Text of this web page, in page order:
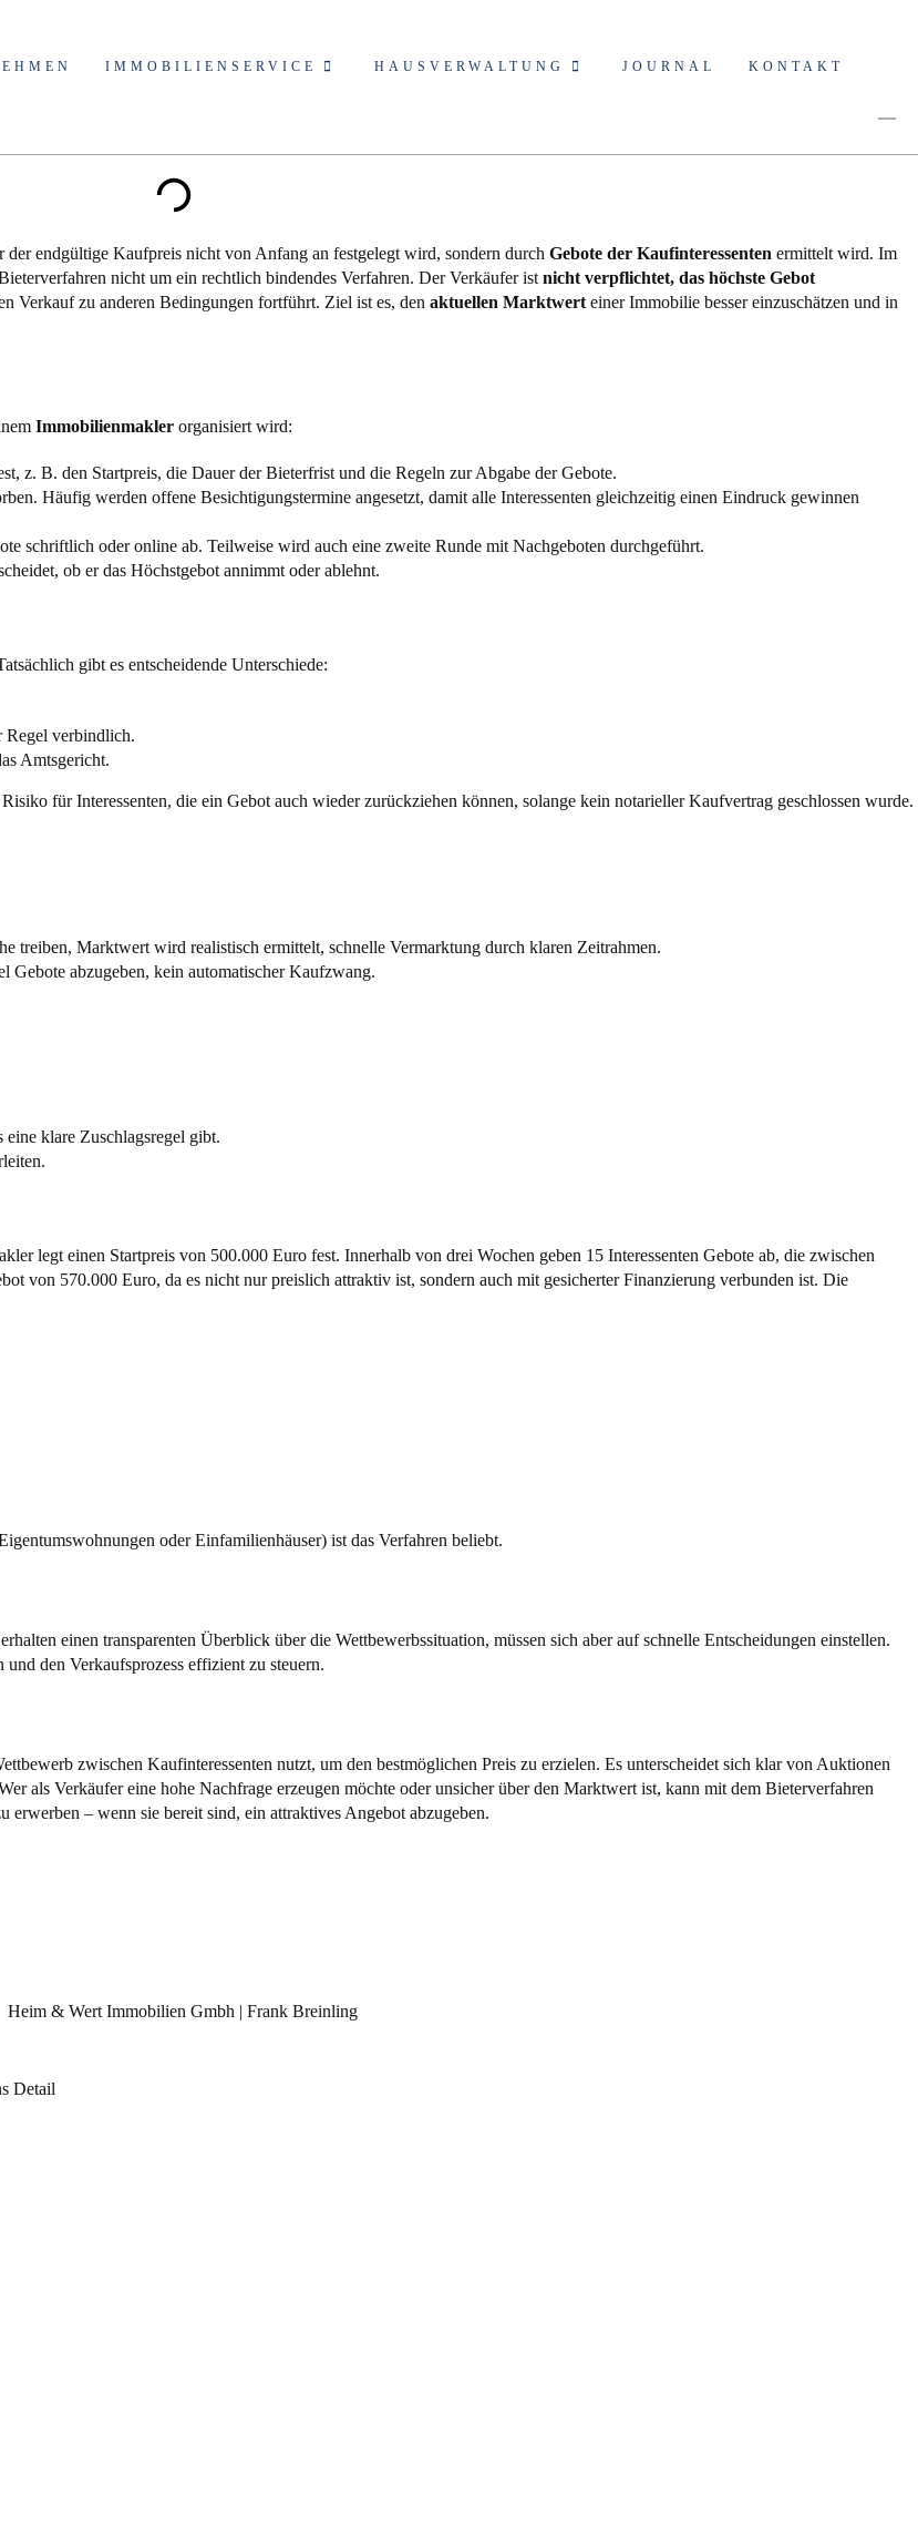
IMMOBILIENSERVICE HAUSVERWALTUNG JOURNAL KONTAKT
endgültige Kaufpreis nicht von Anfang an festgelegt wird, sondern durch Gebote der Kaufinteressenten ermittelt wird. Im
nicht um ein rechtlich bindendes Verfahren. Der Verkäufer ist nicht verpflichtet, das höchste Gebot
Verkauf zu anderen Bedingungen fortführt. Ziel ist es, den aktuellen Marktwert einer Immobilie besser einzuschätzen und in
Immobilienmakler organisiert wird:
z. B. den Startpreis, die Dauer der Bieterfrist und die Regeln zur Abgabe der Gebote.
Häufig werden offene Besichtigungstermine angesetzt, damit alle Interessenten gleichzeitig einen Eindruck gewinnen
schriftlich oder online ab. Teilweise wird auch eine zweite Runde mit Nachgeboten durchgeführt.
ob er das Höchstgebot annimmt oder ablehnt.
gibt es entscheidende Unterschiede:
Regel verbindlich.
Amtsgericht.
für Interessenten, die ein Gebot auch wieder zurückziehen können, solange kein notarieller Kaufvertrag geschlossen wurde.
treiben, Marktwert wird realistisch ermittelt, schnelle Vermarktung durch klaren Zeitrahmen.
Gebote abzugeben, kein automatischer Kaufzwang.
eine klare Zuschlagsregel gibt.
legt einen Startpreis von 500.000 Euro fest. Innerhalb von drei Wochen geben 15 Interessenten Gebote ab, die zwischen
von 570.000 Euro, da es nicht nur preislich attraktiv ist, sondern auch mit gesicherter Finanzierung verbunden ist. Die
oder Einfamilienhäuser) ist das Verfahren beliebt.
einen transparenten Überblick über die Wettbewerbssituation, müssen sich aber auf schnelle Entscheidungen einstellen.
den Verkaufsprozess effizient zu steuern.
zwischen Kaufinteressenten nutzt, um den bestmöglichen Preis zu erzielen. Es unterscheidet sich klar von Auktionen
als Verkäufer eine hohe Nachfrage erzeugen möchte oder unsicher über den Marktwert ist, kann mit dem Bieterverfahren
– wenn sie bereit sind, ein attraktives Angebot abzugeben.
Detail